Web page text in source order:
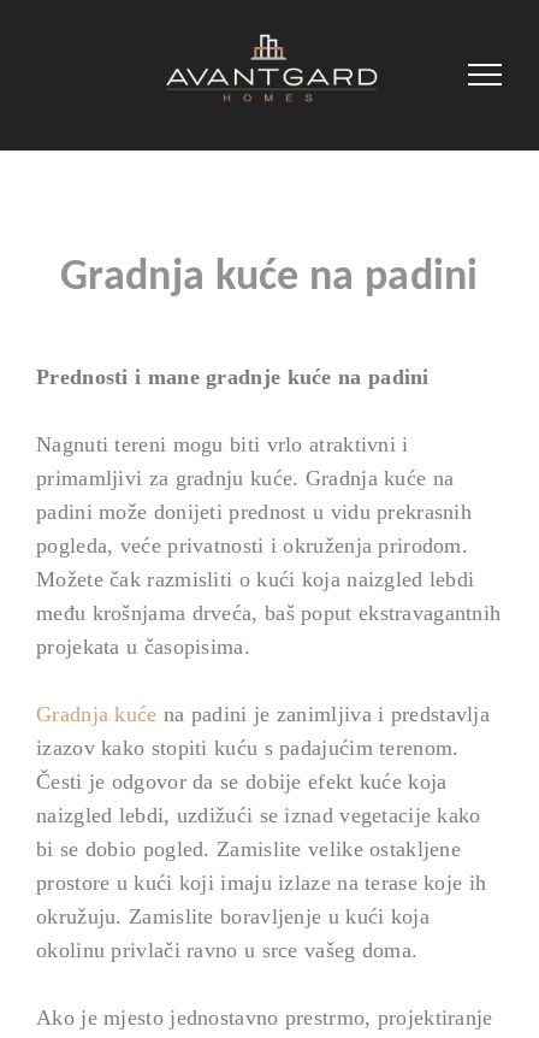
Gradnja kuće na padini
Prednosti i mane gradnje kuće na padini
Nagnuti tereni mogu biti vrlo atraktivni i
primamljivi za gradnju kuće. Gradnja kuće na
padini može donijeti prednost u vidu prekrasnih
pogleda, veće privatnosti i okruženja prirodom.
Možete čak razmisliti o kući koja naizgled lebdi
među krošnjama drveća, baš poput ekstravagantnih
projekata u časopisima.
Gradnja kuće na padini je zanimljiva i predstavlja
izazov kako stopiti kuću s padajućim terenom.
Česti je odgovor da se dobije efekt kuće koja
naizgled lebdi, uzdižući se iznad vegetacije kako
bi se dobio pogled. Zamislite velike ostakljene
prostore u kući koji imaju izlaze na terase koje ih
okružuju. Zamislite boravljenje u kući koja
okolinu privlači ravno u srce vašeg doma.
Ako je mjesto jednostavno prestrmo, projektiranje